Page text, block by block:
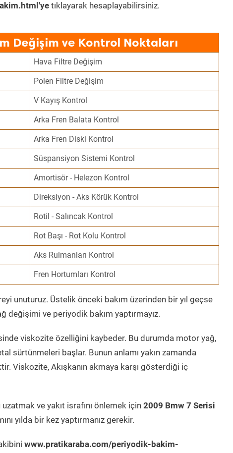
tıklayarak hesaplayabilirsiniz.
Değişim ve Kontrol Noktaları
Hava Filtre Değişim
Polen Filtre Değişim
V Kayış Kontrol
Arka Fren Balata Kontrol
Arka Fren Diski Kontrol
Süspansiyon Sistemi Kontrol
Amortisör - Helezon Kontrol
Direksiyon - Aks Körük Kontrol
Rotil - Salıncak Kontrol
Rot Başı - Rot Kolu Kontrol
Aks Rulmanları Kontrol
Fren Hortumları Kontrol
unuturuz. Üstelik önceki bakım üzerinden bir yıl geçse
değişimi ve periyodik bakım yaptırmayız.
viskozite özelliğini kaybeder. Bu durumda motor yağ,
sürtünmeleri başlar. Bunun anlamı yakın zamanda
Viskozite, Akışkanın akmaya karşı gösterdiği iç
ve yakıt israfını önlemek için 2009 Bmw 7 Serisi
yılda bir kez yaptırmanız gerekir.
www.pratikaraba.com/periyodik-bakim-